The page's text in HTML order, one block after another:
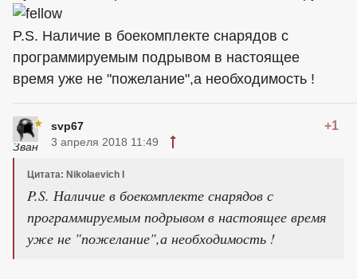
P.S. Наличие в боекомплекте снарядов с
программируемым подрывом в настоящее
время уже не "пожелание",а необходимость !
svp67 +1
3 апреля 2018 11:49
Цитата: Nikolaevich I
P.S. Наличие в боекомплекте снарядов с
программируемым подрывом в настоящее время
уже не "пожелание",а необходимость !